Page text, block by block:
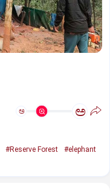
ಅ ಅ
#Reserve Forest
#elephant